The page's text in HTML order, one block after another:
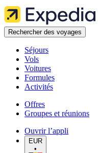
Rechercher des voyages
Séjours
Vols
Voitures
Formules
Activités
Offres
Groupes et réunions
Ouvrir l’appli
EUR
•